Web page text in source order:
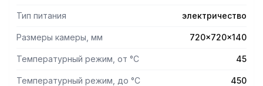
Тип питания электричество
Размеры камеры, мм 720x720x140
Температурный режим, от °С 45
Температурный режим, до °С 450